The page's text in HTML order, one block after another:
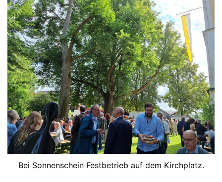
Bei Sonnenschein Festbetrieb auf dem Kirchplatz.